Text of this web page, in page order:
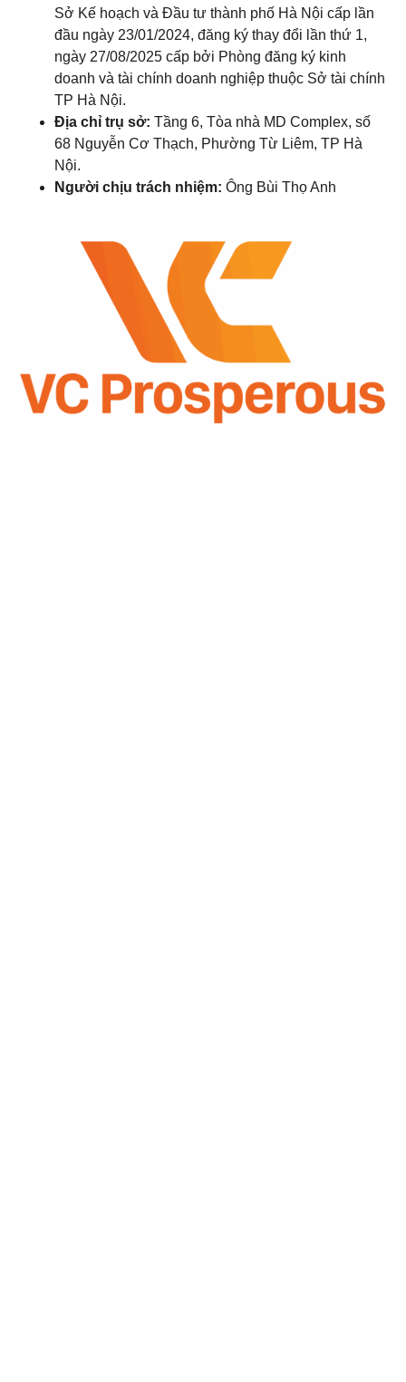
Sở Kế hoạch và Đầu tư thành phố Hà Nội cấp lần
đầu ngày 23/01/2024, đăng ký thay đổi lần thứ 1,
ngày 27/08/2025 cấp bởi Phòng đăng ký kinh
doanh và tài chính doanh nghiệp thuộc Sở tài chính
TP Hà Nội.
Địa chỉ trụ sở: Tầng 6, Tòa nhà MD Complex, số
68 Nguyễn Cơ Thạch, Phường Từ Liêm, TP Hà
Nội.
Người chịu trách nhiệm: Ông Bùi Thọ Anh